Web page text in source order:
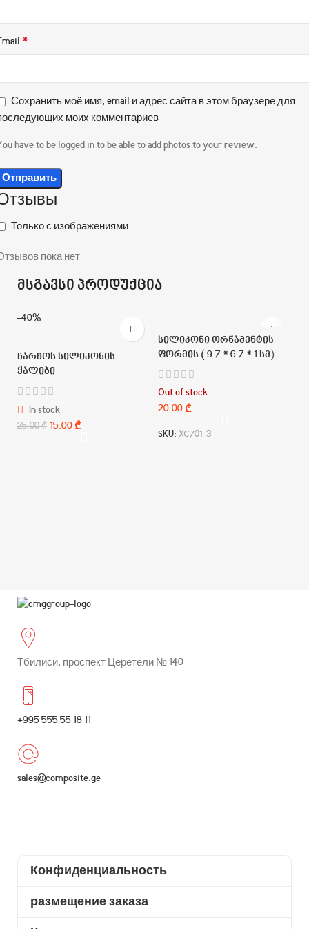
Только с изображениями
пока нет.
*
Сохранить моё имя, email и адрес сайта в этом браузере для
моих комментариев.
have to be logged in to be able to add photos to your review.
მსგავსი პროდუქცია
-40%
ჩარჩოს სილიკონის
ყალიბი
In stock
25.00₾ 15.00₾
სილიკონი ორნამენტის
ფორმის ( 9.7 * 6.7 * 1 სმ)
Out of stock
₾
SKU: XC701-3
Тбилиси, проспект Церетели № 140
+995 555 55 18 11
sales@composite.ge
Конфиденциальность
размещение заказа